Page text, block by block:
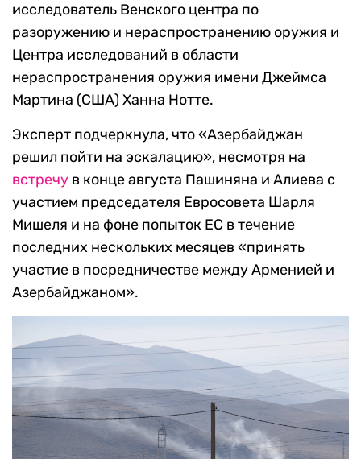
исследователь Венского центра по
разоружению и нераспространению оружия и
Центра исследований в области
нераспространения оружия имени Джеймса
Мартина (США) Ханна Нотте.
Эксперт подчеркнула, что «Азербайджан
решил пойти на эскалацию», несмотря на
встречу в конце августа Пашиняна и Алиева с
участием председателя Евросовета Шарля
Мишеля и на фоне попыток ЕС в течение
последних нескольких месяцев «принять
участие в посредничестве между Арменией и
Азербайджаном».